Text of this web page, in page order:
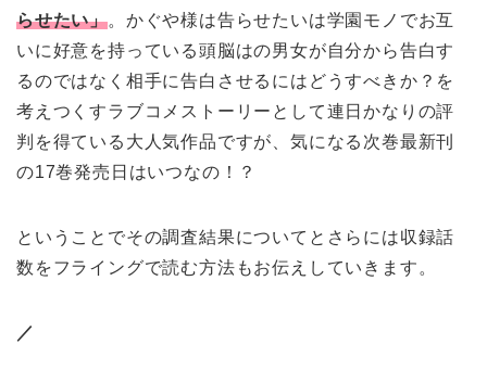
らせたい」。かぐや様は告らせたいは学園モノでお互
いに好意を持っている頭脳はの男女が自分から告白す
るのではなく相手に告白させるにはどうすべきか？を
考えつくすラブコメストーリーとして連日かなりの評
判を得ている大人気作品ですが、気になる次巻最新刊
の17巻発売日はいつなの！？
ということでその調査結果についてとさらには収録話
数をフライングで読む方法もお伝えしていきます。
／